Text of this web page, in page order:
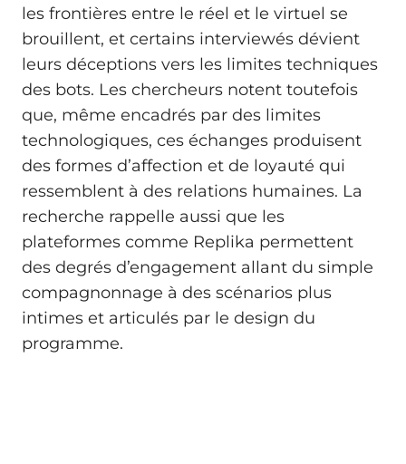
les frontières entre le réel et le virtuel se
brouillent, et certains interviewés dévient
leurs déceptions vers les limites techniques
des bots. Les chercheurs notent toutefois
que, même encadrés par des limites
technologiques, ces échanges produisent
des formes d’affection et de loyauté qui
ressemblent à des relations humaines. La
recherche rappelle aussi que les
plateformes comme Replika permettent
des degrés d’engagement allant du simple
compagnonnage à des scénarios plus
intimes et articulés par le design du
programme.